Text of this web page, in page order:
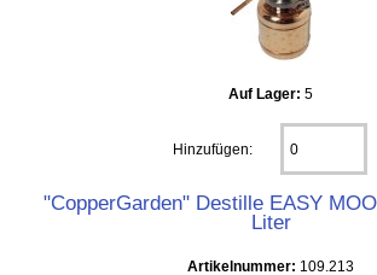
Auf Lager: 5
Hinzufügen:
"CopperGarden" Destille EASY
Liter
Artikelnummer: 109.213